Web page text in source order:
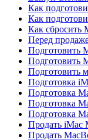
Как
Как
Как сбросить
Перед
Подготовить
Подготовить
Подготовить
Подготовка
Подготовка
Подготовка
Подготовка
Продать iMac
Продать